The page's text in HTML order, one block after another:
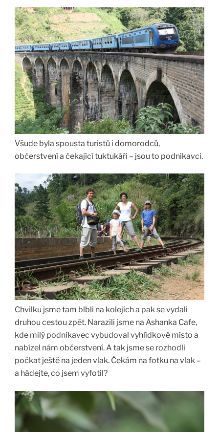
Všude byla spousta turistů i domorodců,
občerstvení a čekající tuktukáři – jsou to podnikavci.
Chvilku jsme tam blbli na kolejích a pak se vydali
druhou cestou zpět. Narazili jsme na Ashanka Cafe,
kde milý podnikavec vybudoval vyhlídkové místo a
nabízel nám občerstvení. A tak jsme se rozhodli
počkat ještě na jeden vlak. Čekám na fotku na vlak –
a hádejte, co jsem vyfotil?